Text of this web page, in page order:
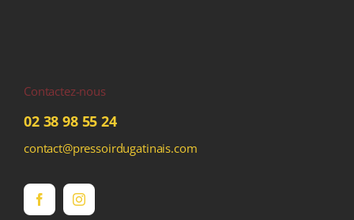
Contactez-nous
02 38 98 55 24
contact@pressoirdugatinais.com